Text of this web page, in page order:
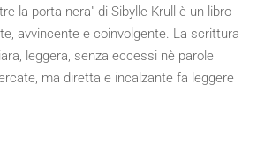
la porta nera" di Sibylle Krull è un libro
avvincente e coinvolgente. La scrittura
leggera, senza eccessi nè parole
ma diretta e incalzante fa leggere